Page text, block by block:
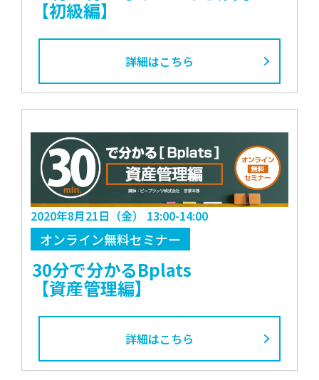
【初級編】
詳細はこちら
2020年8月21日（金） 13:00-14:00
オンライン無料セミナー
30分で分かるBplats
【資産管理編】
詳細はこちら